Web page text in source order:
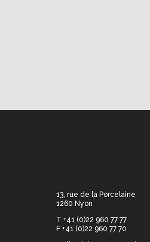
13, rue de la Porcelaine
1260 Nyon
T +41 (0)22 960 77 77
F +41 (0)22 960 77 70